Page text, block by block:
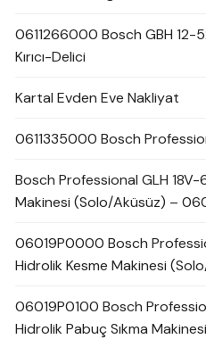
0611266000 Bosch GBH 12-
Kırıcı-Delici
Kartal Evden Eve Nakliyat
0611335000 Bosch
Bosch Professional GLH
Makinesi (Solo/Aküsüz) –
06019P0000 Bosch
Hidrolik Kesme Makinesi
06019P0100 Bosch
Hidrolik Pabuç Sıkma